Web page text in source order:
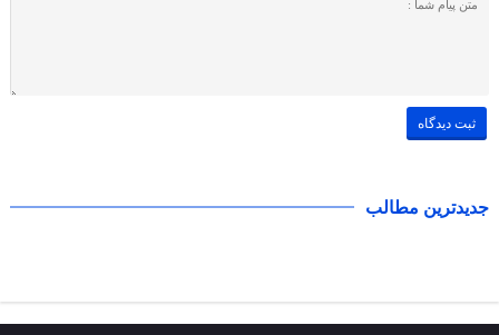
جدیدترین مطالب